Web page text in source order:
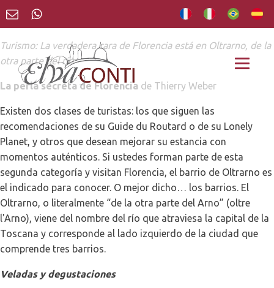
Turismo: La verdadera cara de Florencia está en Oltrarno, de la
otra parte del río
La perla secreta de Florencia de Thierry Weber
Existen dos clases de turistas: los que siguen las
recomendaciones de su Guide du Routard o de su Lonely
Planet, y otros que desean mejorar su estancia con
momentos auténticos. Si ustedes forman parte de esta
segunda categoría y visitan Florencia, el barrio de Oltrarno es
el indicado para conocer. O mejor dicho… los barrios. El
Oltrarno, o literalmente “de la otra parte del Arno” (oltre
l'Arno), viene del nombre del río que atraviesa la capital de la
Toscana y corresponde al lado izquierdo de la ciudad que
comprende tres barrios.
Veladas y degustaciones